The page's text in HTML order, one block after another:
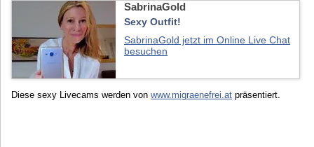
SabrinaGold
Sexy Outfit!
SabrinaGold jetzt im Online Live Chat
besuchen
Diese sexy Livecams werden von www.migraenefrei.at präsentiert.